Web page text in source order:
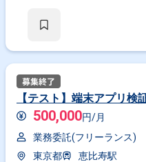
【テスト】端末アプリ検
500,000円/月
業務委託(フリーランス)
東京都
恵比寿駅